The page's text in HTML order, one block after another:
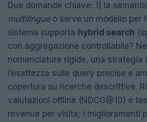
Due domande chiave: 1) la
multilingueo serve un modello per
sistema supporta hybrid search
con aggregazione controllabile?
nomenclature rigide, una strategia
l’esattezza sulle query precise e
copertura su ricerche descrittive.
valutazioni offline (NDCG@10) e
revenue per visita; i miglioramenti